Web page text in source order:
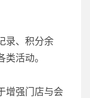
录、积分余
活动。
增强门店与会